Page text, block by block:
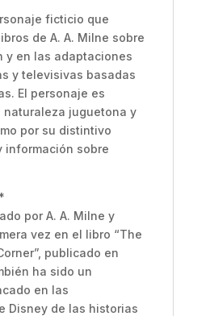
ficticio que
de A. A. Milne sobre
y en las adaptaciones
y televisivas basadas
El personaje es
naturaleza juguetona y
por su distintivo
información sobre
por A. A. Milne y
vez en el libro “The
publicado en
ha sido un
en las
Disney de las historias